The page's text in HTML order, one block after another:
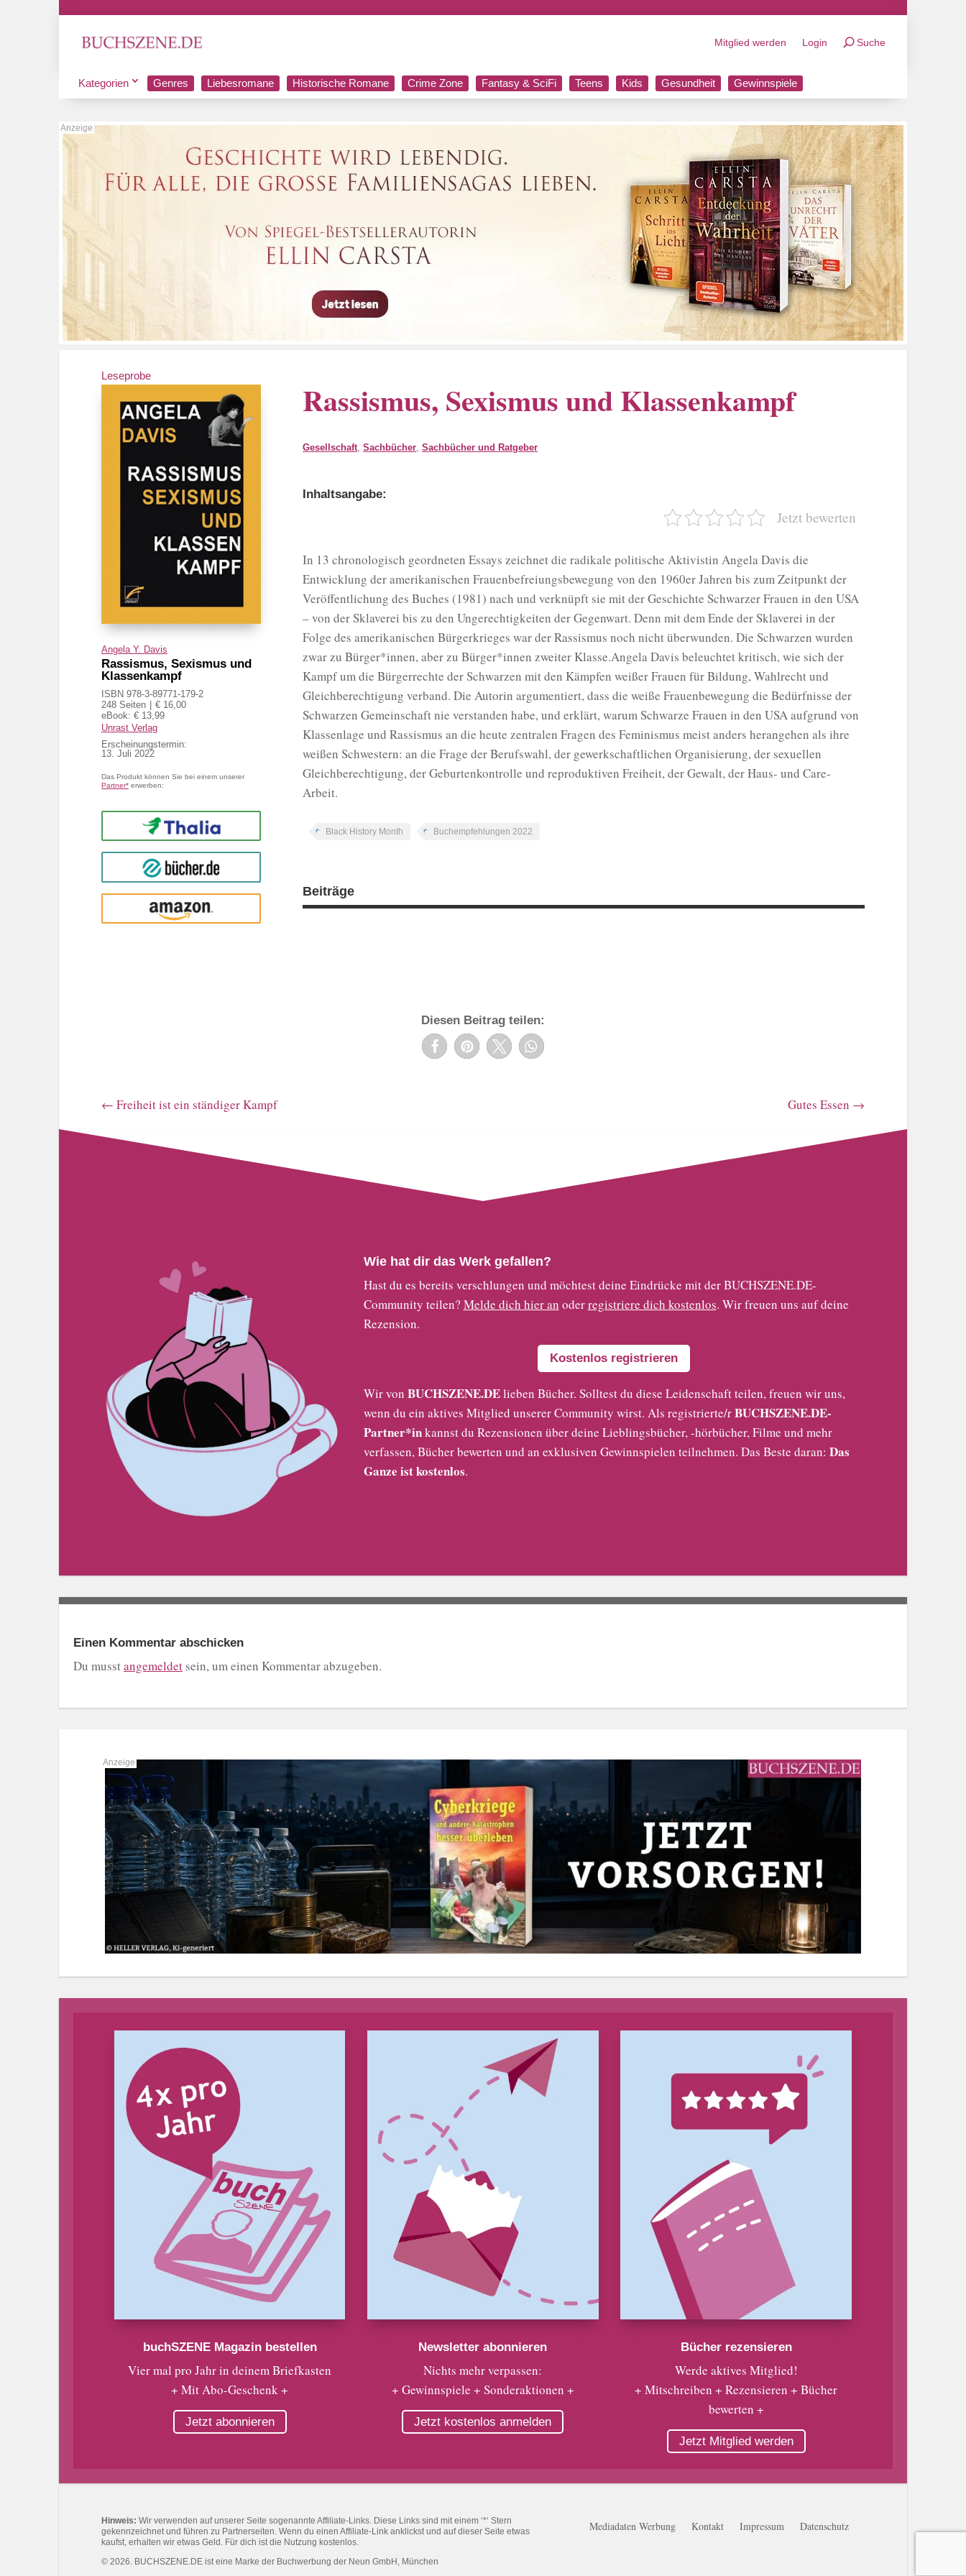
Mitglied werden Login Suche
Kategorien Genres Liebesromane Historische Romane Crime Zone Fantasy & SciFi Teens Kids Gesundheit Gewinnspiele
Leseprobe
Angela Y. Davis
Rassismus, Sexismus und
Klassenkampf
ISBN 978-3-89771-179-2
248 Seiten
€ 16,00
eBook: € 13,99
Unrast Verlag
Erscheinungstermin:
13. Juli 2022
Das Produkt können Sie bei einem unserer
Partner* erwerben:
Thalia
buecher.de
Amazon
Rassismus, Sexismus und Klassenkampf
Gesellschaft,Sachbücher,Sachbücher und Ratgeber
Inhaltsangabe:
Jetzt bewerten
In 13 chronologisch geordneten Essays zeichnet die radikale politische Aktivistin Angela Davis die
Entwicklung der amerikanischen Frauenbefreiungsbewegung von den 1960er Jahren bis zum Zeitpunkt der
Veröffentlichung des Buches (1981) nach und verknüpft sie mit der Geschichte Schwarzer Frauen in den USA
– von der Sklaverei bis zu den Ungerechtigkeiten der Gegenwart. Denn mit dem Ende der Sklaverei in der
Folge des amerikanischen Bürgerkrieges war der Rassismus noch nicht überwunden. Die Schwarzen wurden
zwar zu Bürger*innen, aber zu Bürger*innen zweiter Klasse.Angela Davis beleuchtet kritisch, wie sich der
Kampf um die Bürgerrechte der Schwarzen mit den Kämpfen weißer Frauen für Bildung, Wahlrecht und
Gleichberechtigung verband. Die Autorin argumentiert, dass die weiße Frauenbewegung die Bedürfnisse der
Schwarzen Gemeinschaft nie verstanden habe, und erklärt, warum Schwarze Frauen in den USA aufgrund von
Klassenlage und Rassismus an die heute zentralen Fragen des Feminismus meist anders herangehen als ihre
weißen Schwestern: an die Frage der Berufswahl, der gewerkschaftlichen Organisierung, der sexuellen
Gleichberechtigung, der Geburtenkontrolle und reproduktiven Freiheit, der Gewalt, der Haus- und Care-
Arbeit.
Black History Month Buchempfehlungen 2022
Beiträge
Diesen Beitrag teilen:
← Freiheit ist ein ständiger Kampf Gutes Essen →
Wie hat dir das Werk gefallen?
Hast du es bereits verschlungen und möchtest deine Eindrücke mit der BUCHSZENE.DE-
Community teilen? Melde dich hier an oderregistriere dich kostenlos. Wir freuen uns auf deine
Rezension.
Kostenlos registrieren
Wir von BUCHSZENE.DElieben Bücher. Solltest du diese Leidenschaft teilen, freuen wir uns,
wenn du ein aktives Mitglied unserer Community wirst. Als registrierte/rBUCHSZENE.DE-
Partner*inkannst du Rezensionen über deine Lieblingsbücher, -hörbücher, Filme und mehr
verfassen, Bücher bewerten und an exklusiven Gewinnspielen teilnehmen. Das Beste daran: Das
Ganze ist kostenlos.
Einen Kommentar abschicken
Du musstangemeldet sein, um einen Kommentar abzugeben.
buchSZENE Magazin bestellen
Vier mal pro Jahr in deinem Briefkasten
+ Mit Abo-Geschenk +
Jetzt abonnieren
Newsletter abonnieren
Nichts mehr verpassen:
+ Gewinnspiele + Sonderaktionen +
Jetzt kostenlos anmelden
Bücher rezensieren
Werde aktives Mitglied!
+ Mitschreiben + Rezensieren + Bücher
bewerten +
Jetzt Mitglied werden
Hinweis: Wir verwenden auf unserer Seite sogenannte Affiliate-Links. Diese Links sind mit einem ‘*‘ Stern
gekennzeichnet und führen zu Partnerseiten. Wenn du einen Affiliate-Link anklickst und auf dieser Seite etwas
kaufst, erhalten wir etwas Geld. Für dich ist die Nutzung kostenlos.
© 2026. BUCHSZENE.DE ist eine Marke der Buchwerbung der Neun GmbH, München
Mediadaten Werbung Kontakt Impressum Datenschutz